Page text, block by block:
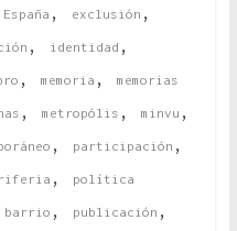
España , exclusión ,
, identidad ,
, memoria , memorias
, metropólis , minvu ,
, participación ,
, política
barrio , publicación ,